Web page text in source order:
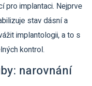
pro implantaci. Nejprve
stav dásní a
implantologii, a to s
kontrol.
narovnání